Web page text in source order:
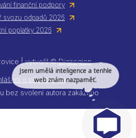
finanční podpory
svozu odpadů 2026
poplatky 2026
| vytvořil ©Digiregion
o přístupnosti
bez svolení autora zakázáno
Jsem umělá inteligence a tenhle
web znám nazpaměť.